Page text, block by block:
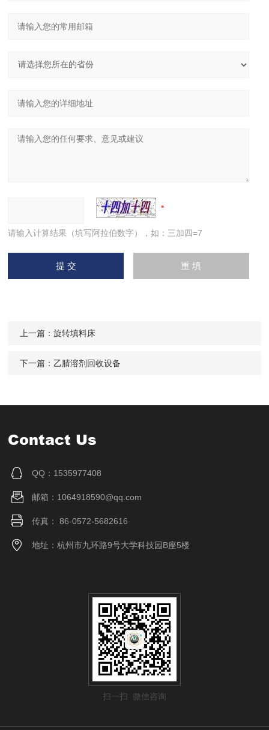
请输入计算结果（填写阿拉伯数字），如：三加四=7
上一篇：旋转填料床
下一篇：乙腈溶剂回收设备
Contact Us
QQ：1535977408
邮箱：1064918590@qq.com
传真： 86-0572-5682616
地址：杭州市九环路9号大学科技园B座5楼
扫一扫 微信咨询